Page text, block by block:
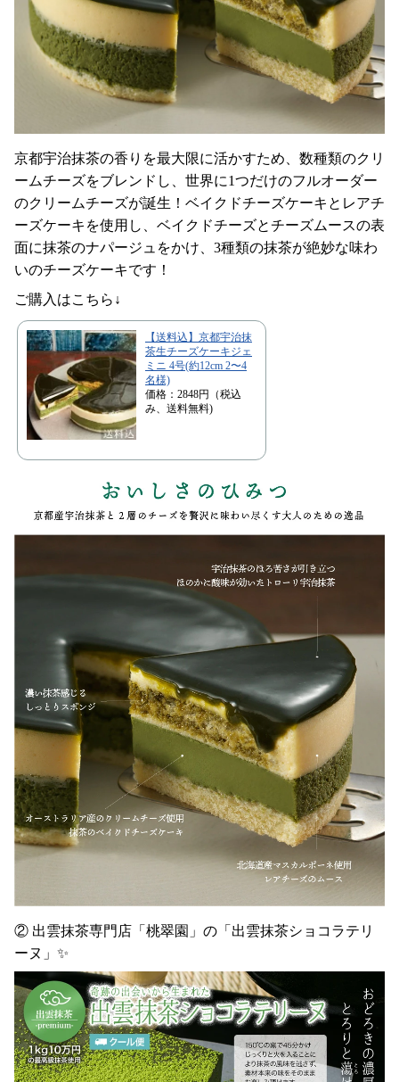
京都宇治抹茶の香りを最大限に活かすため、数種類のクリ
ームチーズをブレンドし、世界に1つだけのフルオーダー
のクリームチーズが誕生！ベイクドチーズケーキとレアチ
ーズケーキを使用し、ベイクドチーズとチーズムースの表
面に抹茶のナパージュをかけ、3種類の抹茶が絶妙な味わ
いのチーズケーキです！
ご購入はこちら↓
【送料込】京都宇治抹
茶生チーズケーキジェ
ミニ 4号(約12cm 2〜4
名様)
価格：2848円（税込
み、送料無料)
② 出雲抹茶専門店「桃翠園」の「出雲抹茶ショコラテリ
ーヌ」✨